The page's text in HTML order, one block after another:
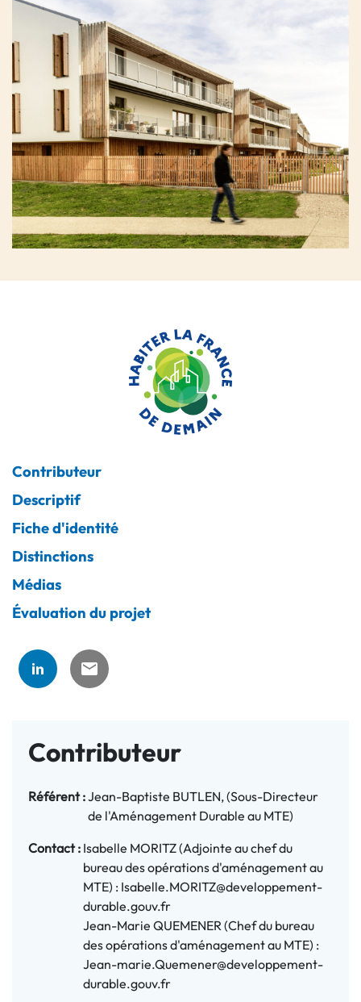
Contributeur
Descriptif
Fiche d'identité
Distinctions
Médias
Évaluation du projet
Contributeur
Référent :Jean-Baptiste BUTLEN, (Sous-Directeur
de l'Aménagement Durable au MTE)
Contact : Isabelle MORITZ (Adjointe au chef du
bureau des opérations d'aménagement au
MTE) : Isabelle.MORITZ@developpement-
durable.gouv.fr
Jean-Marie QUEMENER (Chef du bureau
des opérations d'aménagement au MTE) :
Jean-marie.Quemener@developpement-
durable.gouv.fr